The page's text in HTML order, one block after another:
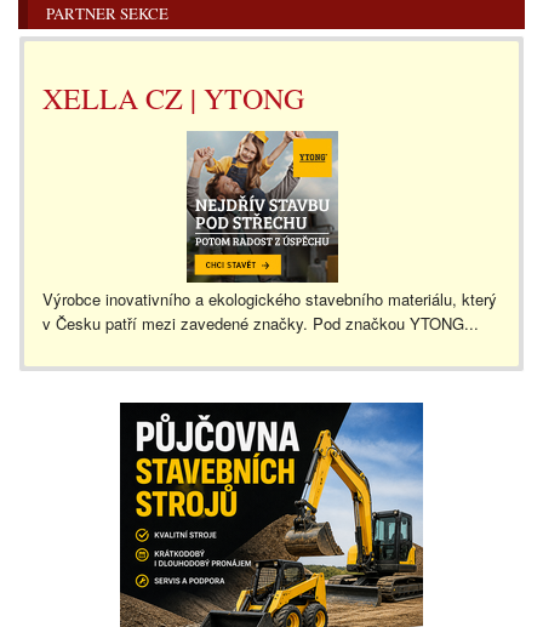
PARTNER SEKCE
XELLA CZ | YTONG
Výrobce inovativního a ekologického stavebního materiálu, který
v Česku patří mezi zavedené značky. Pod značkou YTONG...